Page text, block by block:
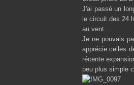
J'ai passé un
le circuit des24
au vent...
Je ne pouvais
apprécie celles
récente
peu plus simple